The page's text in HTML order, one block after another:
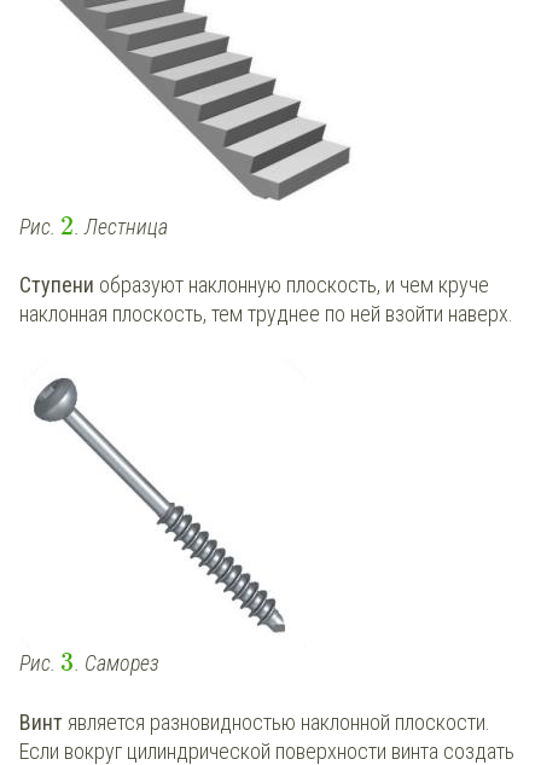
Рис. 2 . Лестница
Ступени образуют наклонную плоскость, и чем круче
наклонная плоскость, тем труднее по ней взойти наверх.
Рис. 3. Саморез
Винт является разновидностью наклонной плоскости.
Если вокруг цилиндрической поверхности винта создать